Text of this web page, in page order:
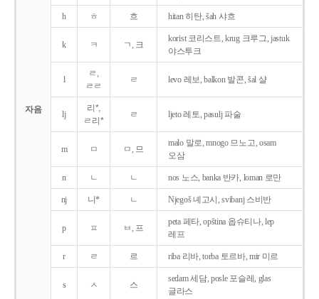
자음
h ㅎ 흐 hitan 히탄, šah 샤흐
k ㅋ ㄱ, 크
korist 코리스트, krug 크루그, jastuk
야스투크
l
ㄹ,
ㄹㄹ
ㄹ levo 레보, balkon 발콘, šal 샬
lj
리*,
ㄹ리*
ㄹ ljeto 레토, pasulj 파술
m ㅁ ㅁ, 므
malo 말로, mnogo 므노고, osam
오삼
n ㄴ ㄴ nos 노스, banka 반카, loman 로만
nj 니* ㄴ Njegoš 녜고시, svibanj 스비반
p ㅍ ㅂ, 프
peta 페타, opština 옵슈티나, lep
레프
r ㄹ 르 riba 리바, torba 토르바, mir 미르
s ㅅ 스
sedam 세담, posle 포슬레, glas
글라스